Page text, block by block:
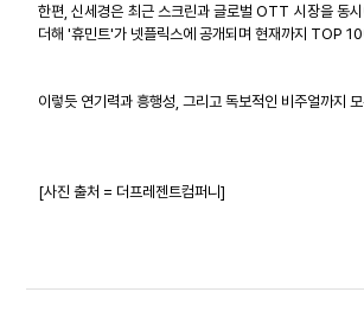
한편 ,신세경은 최근 스크린과 글로벌 OTT 시장을 동
더해 '휴민트'가 넷플릭스에 공개되며 현재까지 TOP 10
이렇듯 연기력과 흥행성 그리고 독보적인 비주얼까지
[사진 출처 = 더프레젠트컴퍼니]